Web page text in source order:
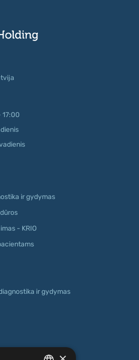
17:00
ir gydymas
- KRIO
ir gydymas